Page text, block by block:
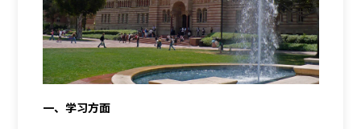
一、学习方面